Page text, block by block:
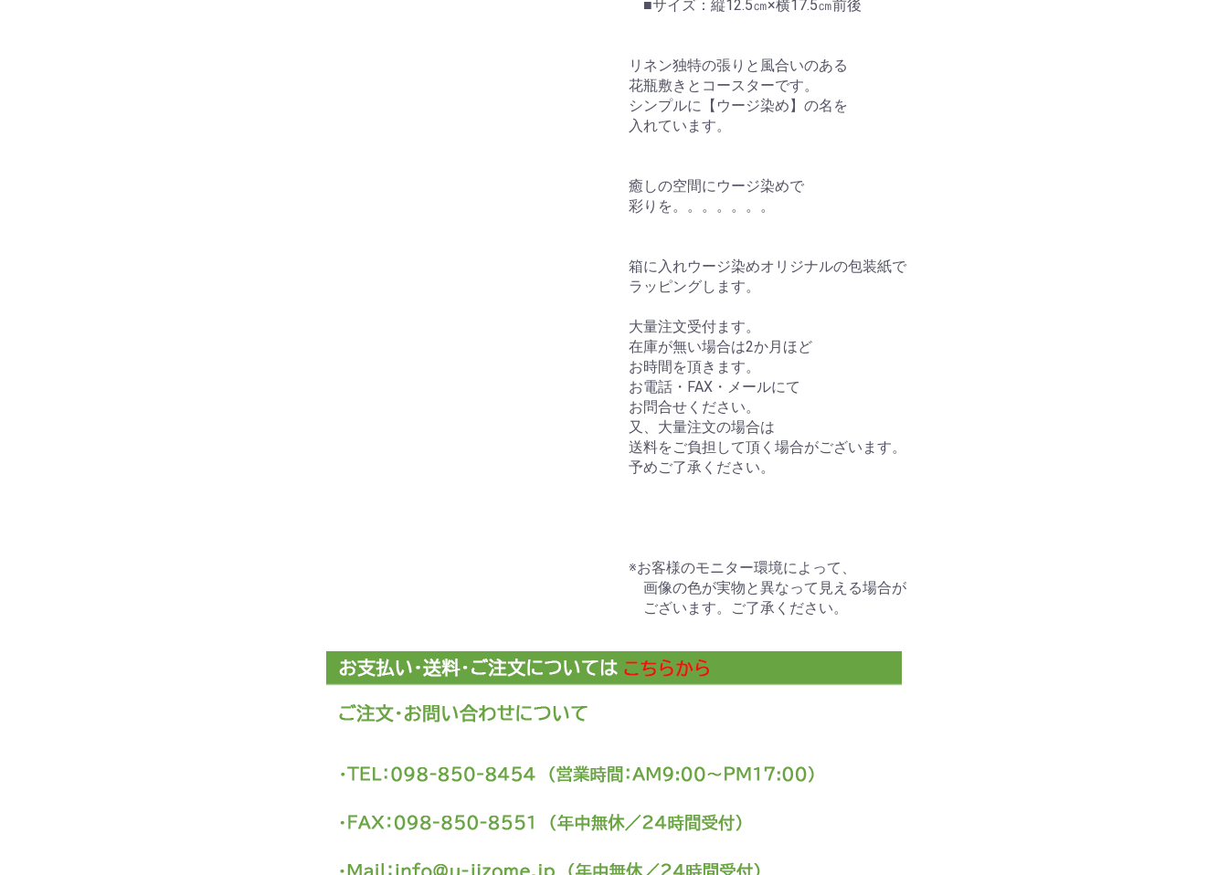
■サイズ：縦12.5㎝×横17.5㎝前後
リネン独特の張りと風合いのある
花瓶敷きとコースターです。
シンプルに【ウージ染め】の名を
入れています。
癒しの空間にウージ染めで
彩りを。。。。。。。
箱に入れウージ染めオリジナルの包装紙で
ラッピングします。
大量注文受付ます。
在庫が無い場合は2か月ほど
お時間を頂きます。
お電話・FAX・メールにて
お問合せください。
又、大量注文の場合は
送料をご負担して頂く場合がございます。
予めご了承ください。
※お客様のモニター環境によって、
画像の色が実物と異なって見える場合が
ございます。ご了承ください。